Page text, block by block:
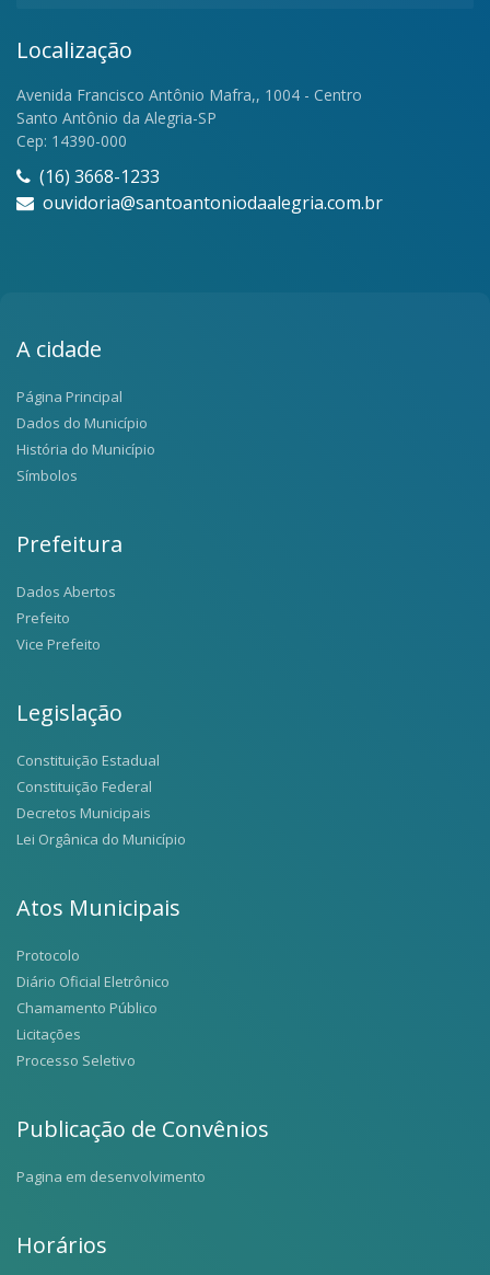
Localização
Avenida Francisco Antônio Mafra,, 1004 - Centro
Santo Antônio da Alegria-SP
Cep: 14390-000
(16) 3668-1233
ouvidoria@santoantoniodaalegria.com.br
A cidade
Página Principal
Dados do Município
História do Município
Símbolos
Prefeitura
Dados Abertos
Prefeito
Vice Prefeito
Legislação
Constituição Estadual
Constituição Federal
Decretos Municipais
Lei Orgânica do Município
Atos Municipais
Protocolo
Diário Oficial Eletrônico
Chamamento Público
Licitações
Processo Seletivo
Publicação de Convênios
Pagina em desenvolvimento
Horários